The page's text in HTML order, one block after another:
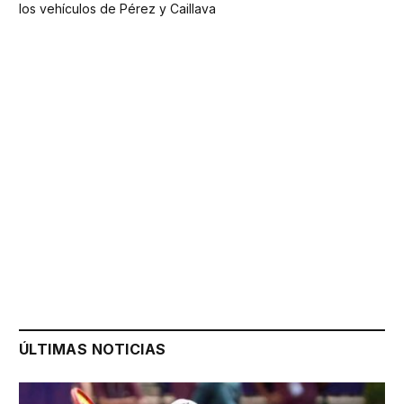
los vehículos de Pérez y Caillava
ÚLTIMAS NOTICIAS